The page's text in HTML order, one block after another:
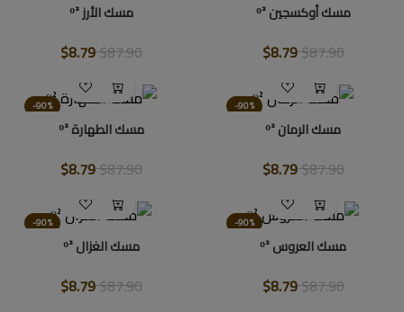
مسك أوكسجين ᴼ²
$87.90
$8.79
مسك الأرز ᴼ²
$87.90
$8.79
-90%
مسك الرمان ᴼ²
$87.90
$8.79
-90%
مسك الطهارة ᴼ²
$87.90
$8.79
-90%
مسك العروس ᴼ²
$87.90
$8.79
-90%
مسك الغزال ᴼ²
$87.90
$8.79